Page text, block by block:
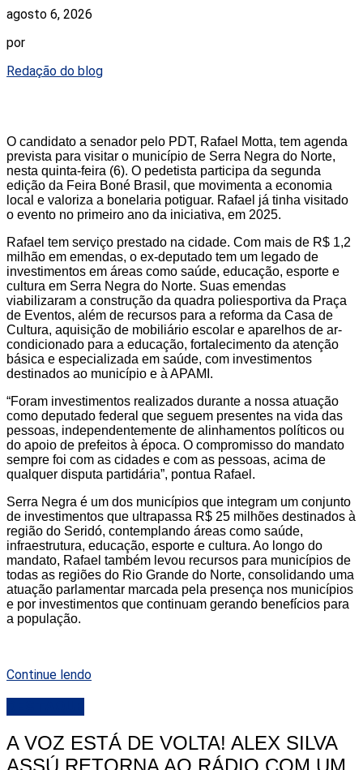
agosto 6, 2026
por
Redação do blog
O candidato a senador pelo PDT, Rafael Motta, tem agenda
prevista para visitar o município de Serra Negra do Norte,
nesta quinta-feira (6). O pedetista participa da segunda
edição da Feira Boné Brasil, que movimenta a economia
local e valoriza a bonelaria potiguar. Rafael já tinha visitado
o evento no primeiro ano da iniciativa, em 2025.
Rafael tem serviço prestado na cidade. Com mais de R$ 1,2
milhão em emendas, o ex-deputado tem um legado de
investimentos em áreas como saúde, educação, esporte e
cultura em Serra Negra do Norte. Suas emendas
viabilizaram a construção da quadra poliesportiva da Praça
de Eventos, além de recursos para a reforma da Casa de
Cultura, aquisição de mobiliário escolar e aparelhos de ar-
condicionado para a educação, fortalecimento da atenção
básica e especializada em saúde, com investimentos
destinados ao município e à APAMI.
“Foram investimentos realizados durante a nossa atuação
como deputado federal que seguem presentes na vida das
pessoas, independentemente de alinhamentos políticos ou
do apoio de prefeitos à época. O compromisso do mandato
sempre foi com as cidades e com as pessoas, acima de
qualquer disputa partidária”, pontua Rafael.
Serra Negra é um dos municípios que integram um conjunto
de investimentos que ultrapassa R$ 25 milhões destinados à
região do Seridó, contemplando áreas como saúde,
infraestrutura, educação, esporte e cultura. Ao longo do
mandato, Rafael também levou recursos para municípios de
todas as regiões do Rio Grande do Norte, consolidando uma
atuação parlamentar marcada pela presença nos municípios
e por investimentos que continuam gerando benefícios para
a população.
Continue lendo
A VOZ ESTÁ DE VOLTA! ALEX SILVA
ASSÚ RETORNA AO RÁDIO COM UM